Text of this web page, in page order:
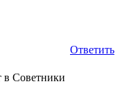
Ответить
в Советники